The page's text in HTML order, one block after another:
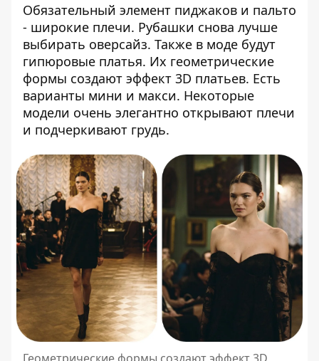
Обязательный элемент пиджаков и пальто
- широкие плечи. Рубашки снова лучше
выбирать оверсайз. Также в моде будут
гипюровые платья. Их геометрические
формы создают эффект 3D платьев. Есть
варианты мини и макси. Некоторые
модели очень элегантно открывают плечи
и подчеркивают грудь.